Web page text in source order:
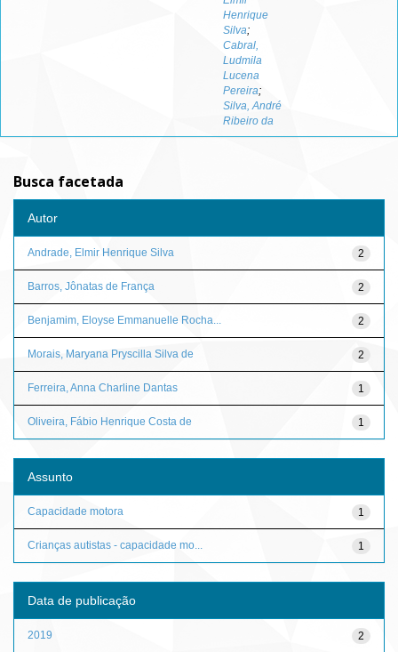
Henrique
Silva;
Cabral,
Ludmila
Lucena
Pereira;
Silva, André
Ribeiro da
Busca facetada
Autor
2
Andrade, Elmir Henrique Silva
2
Barros, Jônatas de França
2
Benjamim, Eloyse Emmanuelle Rocha...
2
Morais, Maryana Pryscilla Silva de
1
Ferreira, Anna Charline Dantas
1
Oliveira, Fábio Henrique Costa de
Assunto
1
Capacidade motora
1
Crianças autistas - capacidade mo...
Data de publicação
2
2019